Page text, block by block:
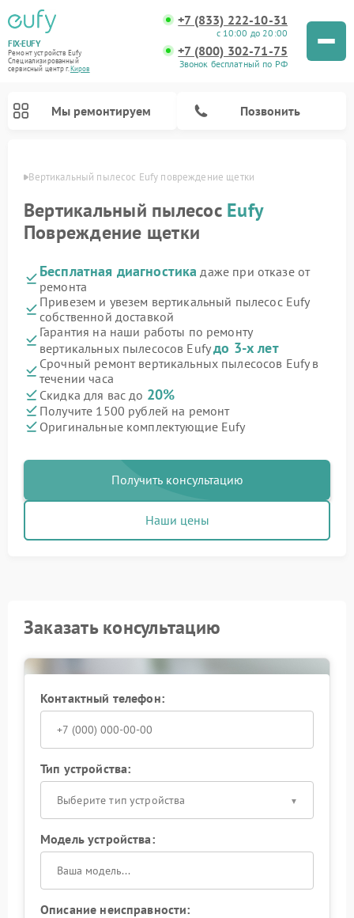
FIX-EUFY
Ремонт устройств Eufy
Специализированный
cервисный центр г.Киров
+7 (833) 222-10-31
с 10:00 до 20:00
+7 (800) 302-71-75
Звонок бесплатный по РФ
Мы ремонтируем Позвонить
Вертикальный пылесос Eufy повреждение щетки
Вертикальный пылесос Eufy
Повреждение щетки
Бесплатная диагностика даже при отказе от
ремонта
Привезем и увезем вертикальный пылесос Eufy
собственной доставкой
Гарантия на наши работы по ремонту
вертикальных пылесосов Eufyдо 3-х лет
Срочный ремонт вертикальных пылесосов Eufy в
течении часа
Скидка для вас до 20%
Получите 1500 рублей на ремонт
Оригинальные комплектующие Eufy
Получить консультацию
Наши цены
Заказать консультацию
Контактный телефон:
Тип устройства:
Выберите тип устройства
Модель устройства:
Описание неисправности: